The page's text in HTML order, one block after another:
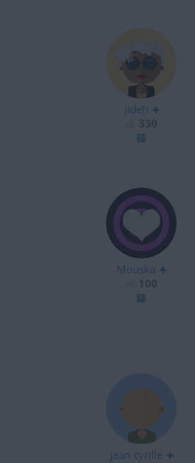
jideh
Mouska
jean cyrille